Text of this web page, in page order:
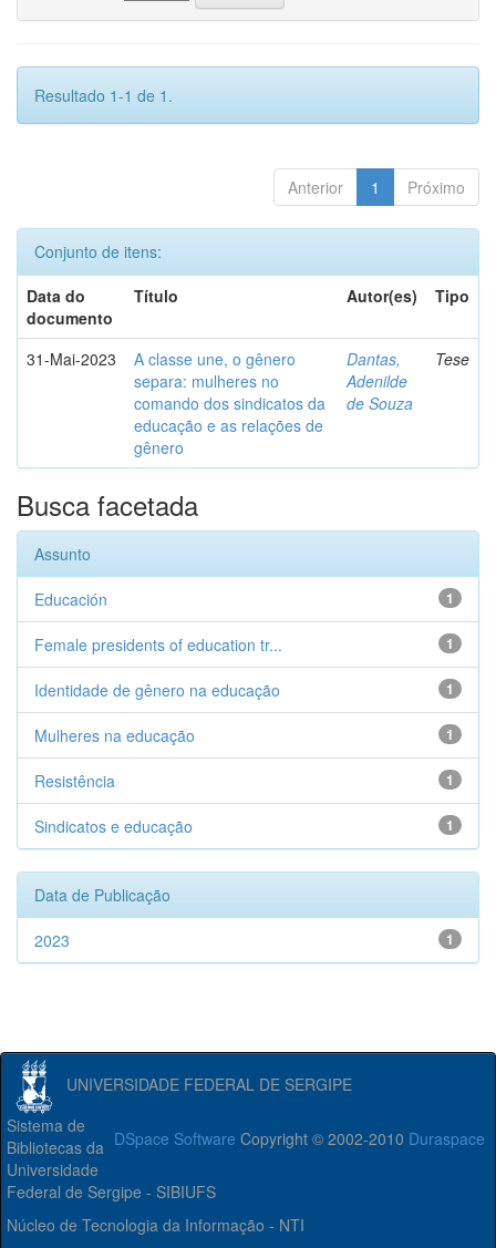
Resultado 1-1 de 1.
Anterior 1 Próximo
Conjunto de itens:
Data do
documento
Título Autor(es) Tipo
31-Mai-2023
A classe une, o gênero
separa: mulheres no
comando dos sindicatos da
educação e as relações de
gênero
Dantas,
Adenilde
de Souza
Tese
Busca facetada
Assunto
1
Educación
1
Female presidents of education tr...
1
Identidade de gênero na educação
1
Mulheres na educação
1
Resistência
1
Sindicatos e educação
Data de Publicação
1
2023
UNIVERSIDADE FEDERAL DE SERGIPE
DSpace Software Copyright © 2002-2010 Duraspace
Sistema de
Bibliotecas da
Universidade
Federal de Sergipe - SIBIUFS
Núcleo de Tecnologia da Informação - NTI